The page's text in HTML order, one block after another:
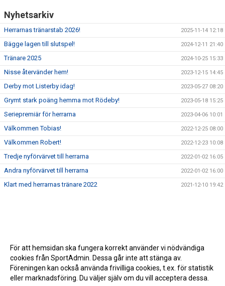
Nyhetsarkiv
Herrarnas tränarstab 2026! 2025-11-14 12:18
Bägge lagen till slutspel! 2024-12-11 21:40
Tränare 2025 2024-10-25 15:33
Nisse återvänder hem! 2023-12-15 14:45
Derby mot Listerby idag! 2023-05-27 08:20
Grymt stark poäng hemma mot Rödeby! 2023-05-18 15:25
Seriepremiär för herrarna 2023-04-06 10:01
Välkommen Tobias! 2022-12-25 08:00
Välkommen Robert! 2022-12-23 10:08
Tredje nyförvärvet till herrarna 2022-01-02 16:05
Andra nyförvärvet till herrarna 2022-01-02 16:00
Klart med herrarnas tränare 2022 2021-12-10 19:42
För att hemsidan ska fungera korrekt använder vi nödvändiga
cookies från SportAdmin. Dessa går inte att stänga av.
Föreningen kan också använda frivilliga cookies, t.ex. för statistik
eller marknadsföring. Du väljer själv om du vill acceptera dessa.